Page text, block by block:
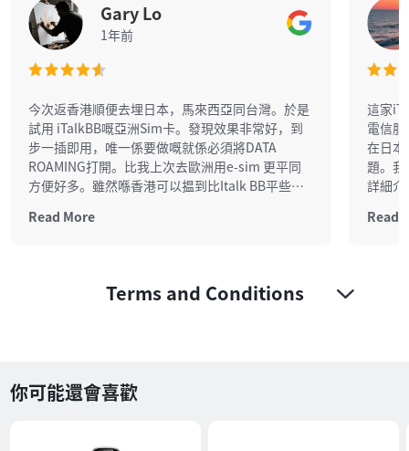
Gary Lo
1年前
今次返香港順便去埋日本，馬來西亞同台灣。於是
試用 iTalkBB嘅亞洲Sim卡。發現效果非常好，到
步一插即用，唯一係要做嘅就係必須將DATA
ROAMING打開。比我上次去歐洲用e-sim 更平同
方便好多。雖然喺香港可以揾到比Italk BB平些小
能因減得加。我下次再返香港同去亞洲玩，一定會
Read More
這家
電信
在日
題。
詳細
品，
Read
Terms and Conditions
你可能還會喜歡